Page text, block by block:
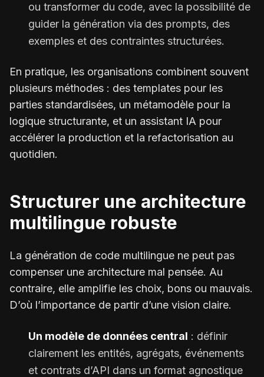
ou transformer du code, avec la possibilité de
guider la génération via des prompts, des
exemples et des contraintes structurées.
En pratique, les organisations combinent souvent
plusieurs méthodes : des templates pour les
parties standardisées, un métamodèle pour la
logique structurante, et un assistant IA pour
accélérer la production et la refactorisation au
quotidien.
Structurer une architecture
multilingue robuste
La génération de code multilingue ne peut pas
compenser une architecture mal pensée. Au
contraire, elle amplifie les choix, bons ou mauvais.
D’où l’importance de partir d’une vision claire.
Un modèle de données central : définir
clairement les entités, agrégats, événements
et contrats d’API dans un format agnostique